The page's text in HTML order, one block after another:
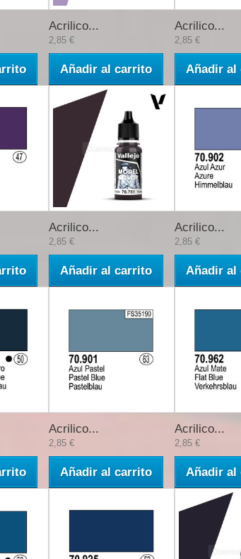
Acrilico...
2,85 €
Añadir al carrito
Acrilico...
2,85 €
Añadir al
Acrilico...
2,85 €
Añadir al carrito
Acrilico...
2,85 €
Añadir al
Acrilico...
2,85 €
Añadir al carrito
Acrilico...
2,85 €
Añadir al